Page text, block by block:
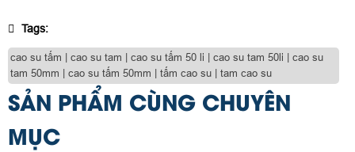
Tags:
cao su tấm | cao su tam | cao su tấm 50 li | cao su tam 50li | cao su
tam 50mm | cao su tấm 50mm | tấm cao su | tam cao su
SẢN PHẨM CÙNG CHUYÊN
MỤC